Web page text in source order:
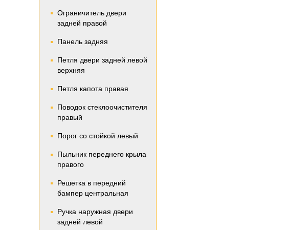
Ограничитель двери
задней правой
Панель задняя
Петля двери задней левой
верхняя
Петля капота правая
Поводок стеклоочистителя
правый
Порог со стойкой левый
Пыльник переднего крыла
правого
Решетка в передний
бампер центральная
Ручка наружная двери
задней левой